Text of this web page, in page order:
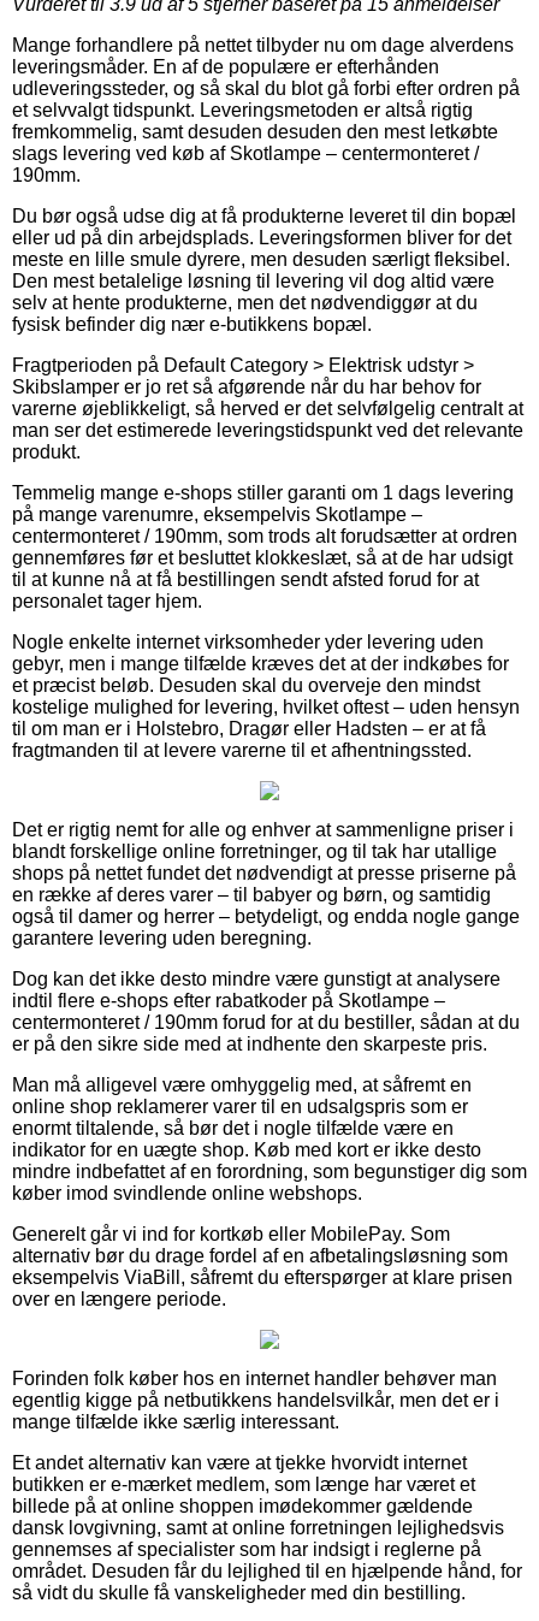
Mange forhandlere på nettet tilbyder nu om dage alverdens
leveringsmåder. En af de populære er efterhånden
udleveringssteder, og så skal du blot gå forbi efter ordren på
et selvvalgt tidspunkt. Leveringsmetoden er altså rigtig
fremkommelig, samt desuden desuden den mest letkøbte
slags levering ved køb af Skotlampe – centermonteret /
190mm.
Du bør også udse dig at få produkterne leveret til din bopæl
eller ud på din arbejdsplads. Leveringsformen bliver for det
meste en lille smule dyrere, men desuden særligt fleksibel.
Den mest betalelige løsning til levering vil dog altid være
selv at hente produkterne, men det nødvendiggør at du
fysisk befinder dig nær e-butikkens bopæl.
Fragtperioden på Default Category > Elektrisk udstyr >
Skibslamper er jo ret så afgørende når du har behov for
varerne øjeblikkeligt, så herved er det selvfølgelig centralt at
man ser det estimerede leveringstidspunkt ved det relevante
produkt.
Temmelig mange e-shops stiller garanti om 1 dags levering
på mange varenumre, eksempelvis Skotlampe –
centermonteret / 190mm, som trods alt forudsætter at ordren
gennemføres før et besluttet klokkeslæt, så at de har udsigt
til at kunne nå at få bestillingen sendt afsted forud for at
personalet tager hjem.
Nogle enkelte internet virksomheder yder levering uden
gebyr, men i mange tilfælde kræves det at der indkøbes for
et præcist beløb. Desuden skal du overveje den mindst
kostelige mulighed for levering, hvilket oftest – uden hensyn
til om man er i Holstebro, Dragør eller Hadsten – er at få
fragtmanden til at levere varerne til et afhentningssted.
Det er rigtig nemt for alle og enhver at sammenligne priser i
blandt forskellige online forretninger, og til tak har utallige
shops på nettet fundet det nødvendigt at presse priserne på
en række af deres varer – til babyer og børn, og samtidig
også til damer og herrer – betydeligt, og endda nogle gange
garantere levering uden beregning.
Dog kan det ikke desto mindre være gunstigt at analysere
indtil flere e-shops efter rabatkoder på Skotlampe –
centermonteret / 190mm forud for at du bestiller, sådan at du
er på den sikre side med at indhente den skarpeste pris.
Man må alligevel være omhyggelig med, at såfremt en
online shop reklamerer varer til en udsalgspris som er
enormt tiltalende, så bør det i nogle tilfælde være en
indikator for en uægte shop. Køb med kort er ikke desto
mindre indbefattet af en forordning, som begunstiger dig som
køber imod svindlende online webshops.
Generelt går vi ind for kortkøb eller MobilePay. Som
alternativ bør du drage fordel af en afbetalingsløsning som
eksempelvis ViaBill, såfremt du efterspørger at klare prisen
over en længere periode.
Forinden folk køber hos en internet handler behøver man
egentlig kigge på netbutikkens handelsvilkår, men det er i
mange tilfælde ikke særlig interessant.
Et andet alternativ kan være at tjekke hvorvidt internet
butikken er e-mærket medlem, som længe har været et
billede på at online shoppen imødekommer gældende
dansk lovgivning, samt at online forretningen lejlighedsvis
gennemses af specialister som har indsigt i reglerne på
området. Desuden får du lejlighed til en hjælpende hånd, for
så vidt du skulle få vanskeligheder med din bestilling.